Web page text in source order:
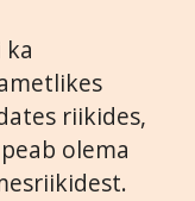
ka
riikides,
olema